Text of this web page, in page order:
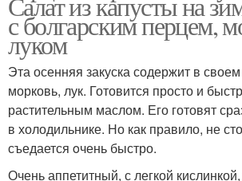
с болгарским перцем,
луком
Эта осенняя закуска содержит в
морковь, лук. Готовится просто и
растительным маслом. Его готовят
в холодильнике. Но как правило, не
съедается oчень быстро.
Очень аппетитный, с легкой